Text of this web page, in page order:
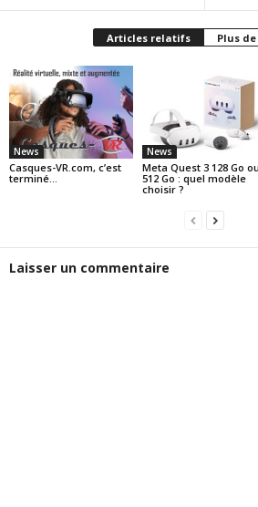
Articles relatifs Plus
News
Casques-VR.com, c’est
terminé…
News
Meta Quest 3 128 Go ou
512 Go : quel modèle
choisir ?
Laisser un commentaire